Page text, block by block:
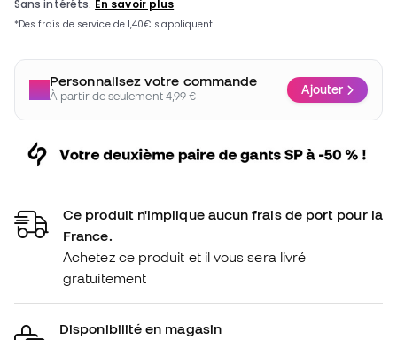
Personnalisez votre commande
À partir de seulement 4,99 € Ajouter
Ce produit n'implique aucun frais de port pour la
France.
Achetez ce produit et il vous sera livré
gratuitement
Disponibilité en magasin